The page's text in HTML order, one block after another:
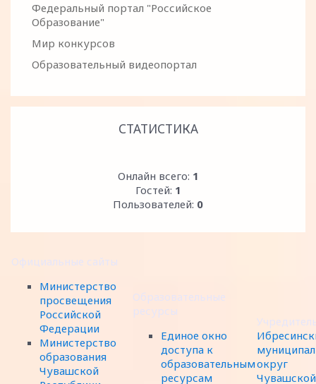
Федеральный портал "Российское
Образование"
Мир конкурсов
Образовательный видеопортал
СТАТИСТИКА
Онлайн всего: 1
Гостей: 1
Пользователей: 0
Официальные сайты
Министерство
просвещения
Российской
Федерации
Министерство
образования
Чувашской
Образовательные
ресурсы
Единое окно
доступа к
образовательным
ресурсам
округ
Чувашской